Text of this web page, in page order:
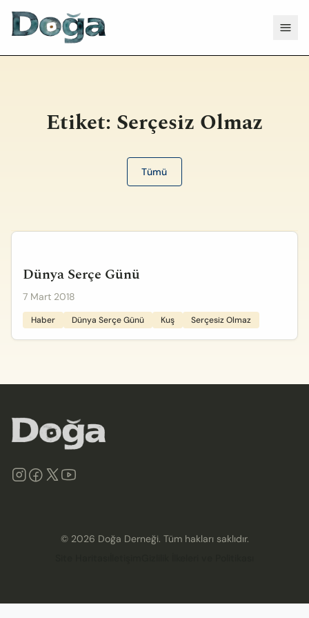
Etiket: Serçesiz Olmaz
Tümü
Dünya Serçe Günü
7 Mart 2018
Haber Dünya Serçe Günü Kuş Serçesiz Olmaz
© 2026 Doğa Derneği. Tüm hakları saklıdır.